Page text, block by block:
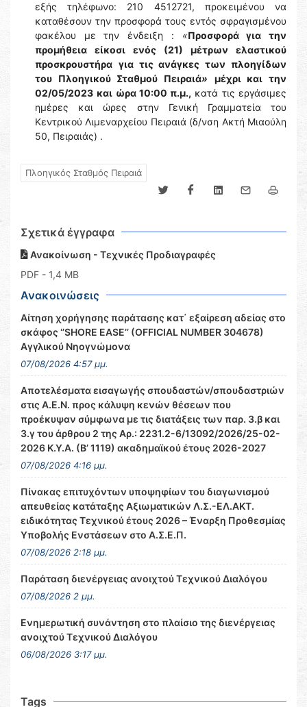
εξής τηλέφωνο: 210 4512721, προκειμένου να
καταθέσουν την προσφορά τους εντός σφραγισμένου
φακέλου με την ένδειξη : «Προσφορά για την
προμήθεια είκοσι ενός (21) μέτρων ελαστικού
προσκρουστήρα για τις ανάγκες των πλοηγίδων
του Πλοηγικού Σταθμού Πειραιά»
μέχρι και την
02/05/2023 και ώρα 10:00 π.μ., κατά τις εργάσιμες
ημέρες και ώρες στην Γενική Γραμματεία του
Κεντρικού Λιμεναρχείου Πειραιά (δ/νση Ακτή Μιαούλη
50, Πειραιάς) .
Πλοηγικός Σταθμός Πειραιά
Σχετικά έγγραφα
Ανακοίνωση - Τεχνικές Προδιαγραφές
PDF - 1,4 MB
Ανακοινώσεις
Αίτηση χορήγησης παράτασης κατ΄ εξαίρεση αδείας στο
σκάφος ‘’SHORE EASE’’ (OFFICIAL NUMBER 304678)
Αγγλικού Νηογνώμονα
07/08/2026 4:57 μμ.
Αποτελέσματα εισαγωγής σπουδαστών/σπουδαστριών
στις Α.Ε.Ν. προς κάλυψη κενών θέσεων που
προέκυψαν σύμφωνα με τις διατάξεις των παρ. 3.β και
3.γ του άρθρου 2 της Αρ.: 2231.2-6/13092/2026/25-02-
2026 Κ.Υ.Α. (Β’ 1119) ακαδημαϊκού έτους 2026-2027
07/08/2026 4:16 μμ.
Πίνακας επιτυχόντων υποψηφίων του διαγωνισμού
απευθείας κατάταξης Αξιωματικών Λ.Σ.-ΕΛ.ΑΚΤ.
ειδικότητας Τεχνικού έτους 2026 – Έναρξη Προθεσμίας
Υποβολής Ενστάσεων στο Α.Σ.Ε.Π.
07/08/2026 2:18 μμ.
Παράταση διενέργειας ανοιχτού Τεχνικού Διαλόγου
07/08/2026 2 μμ.
Ενημερωτική συνάντηση στο πλαίσιο της διενέργειας
ανοιχτού Τεχνικού Διαλόγου
06/08/2026 3:17 μμ.
Tags